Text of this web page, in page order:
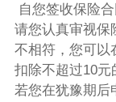
自您签收保险
请您认真审视保
不相符，您可以
扣除不超过10元
若您在犹豫期后